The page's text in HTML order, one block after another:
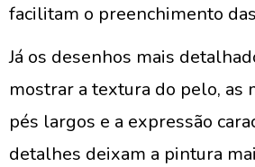
facilitam o preenchimento
Já os desenhos mais
mostrar a textura do pelo, as
pés largos e a expressão
detalhes deixam a pintura